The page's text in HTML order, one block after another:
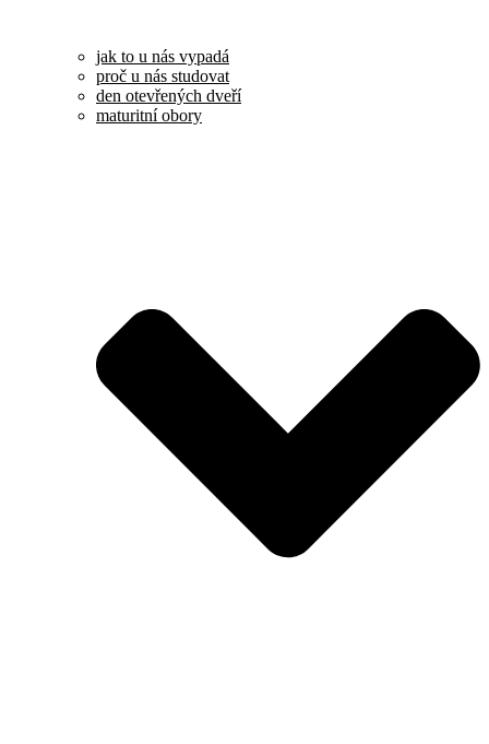
jak to u nás vypadá
proč u nás studovat
den otevřených dveří
maturitní obory